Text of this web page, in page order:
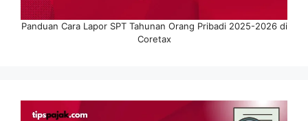
Panduan Cara Lapor SPT Tahunan Orang Pribadi 2025-2026 di
Coretax